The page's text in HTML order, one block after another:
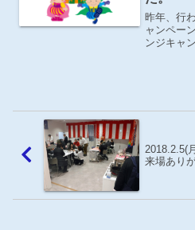
昨年、行
ャンペー
ンジキャ
2018.2.5(
来場あり